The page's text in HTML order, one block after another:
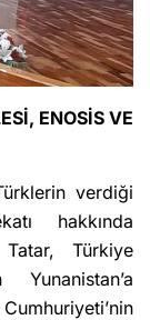
ENOSİS VE
verdiği
hakkında
Tatar, Türkiye
Yunanistan’a